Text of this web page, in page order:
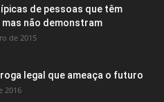
de pessoas que têm
não demonstram
de 2015
legal que ameaça o futuro
2016